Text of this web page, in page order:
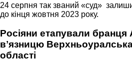
24 серпня так званий «суд»
до кінця жовтня 2023 року.
Росіяни етапували
вʼязницю
області